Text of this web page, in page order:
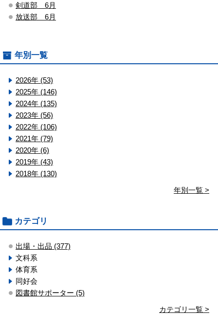
剣道部 6月
放送部 6月
年別一覧
2026年 (53)
2025年 (146)
2024年 (135)
2023年 (56)
2022年 (106)
2021年 (79)
2020年 (6)
2019年 (43)
2018年 (130)
年別一覧 >
カテゴリ
出場・出品 (377)
文科系
体育系
同好会
図書館サポーター (5)
カテゴリ一覧 >